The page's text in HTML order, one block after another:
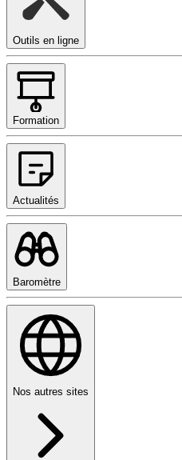
Outils en ligne
Formation
Actualités
Baromètre
Nos autres sites